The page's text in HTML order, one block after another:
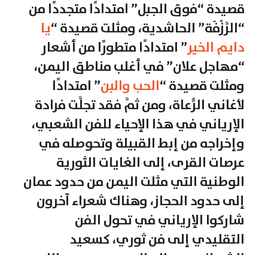
قصيدة “فوق الجبل” امتدادًا متجددًا من
“الرَّزْفَة” الحاشدية، ومثلت قصيدة “يا
دايم الخير” امتدادًا متطورًا من أشعار
“مهاجل علان” في أغلب مناطق اليمن،
ومثلت قصيدة “الحب والبن” امتدادًا
لأغاني الرُّعاة، ومن ثمَّ فقد تجلَّت فرادة
الإرياني في هذا الإحياء للفن الشعبي،
وإخراجه من إبط القبيلة وتحوصله في
عرصات القرى، إلى الغايات الثورية
الوطنية التي مثلت اليمن من حدود عمان
إلى حدود الحجاز، وهناك شعراء آخرون
شاركوا الإرياني في تحول الفن
التقليدي إلى فن ثوري، كسعيد